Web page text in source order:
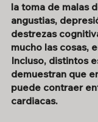
la toma de malas
angustias,
destrezas
mucho las cosas,
Incluso, distintos
demuestran que
puede contraer
cardiacas.